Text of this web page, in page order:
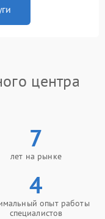
центра
7
лет на рынке
4
опыт работы
специалистов